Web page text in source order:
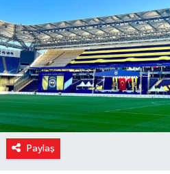
Paylaş